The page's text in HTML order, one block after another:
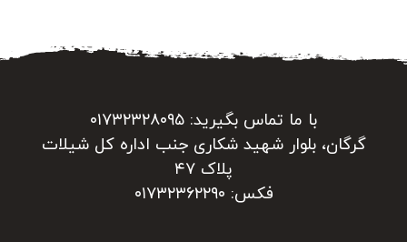
با ما تماس بگیرید: ۰۱۷۳۲۳۲۸۰۹۵
گرگان، بلوار شهید شکاری جنب اداره کل شیلات
پلاک ۴۷
فکس: ۰۱۷۳۲۳۶۲۲۹۰